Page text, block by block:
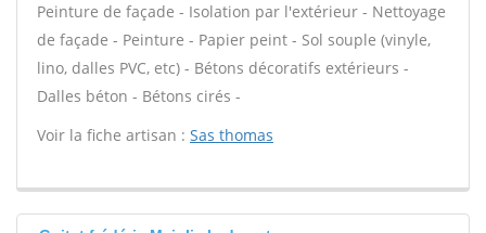
Peinture de façade - Isolation par l'extérieur - Nettoyage
de façade - Peinture - Papier peint - Sol souple (vinyle,
lino, dalles PVC, etc) - Bétons décoratifs extérieurs -
Dalles béton - Bétons cirés -
Voir la fiche artisan : Sas thomas